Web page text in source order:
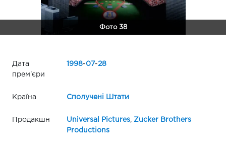
Фото 38
Дата
прем'єри
1998-07-28
Країна Сполучені Штати
Продакшн Universal Pictures,
Zucker Brothers
Productions